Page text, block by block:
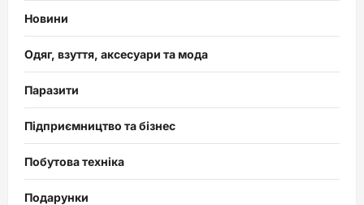
Новини
Одяг, взуття, аксесуари та мода
Паразити
Підприємництво та бізнес
Побутова техніка
Подарунки